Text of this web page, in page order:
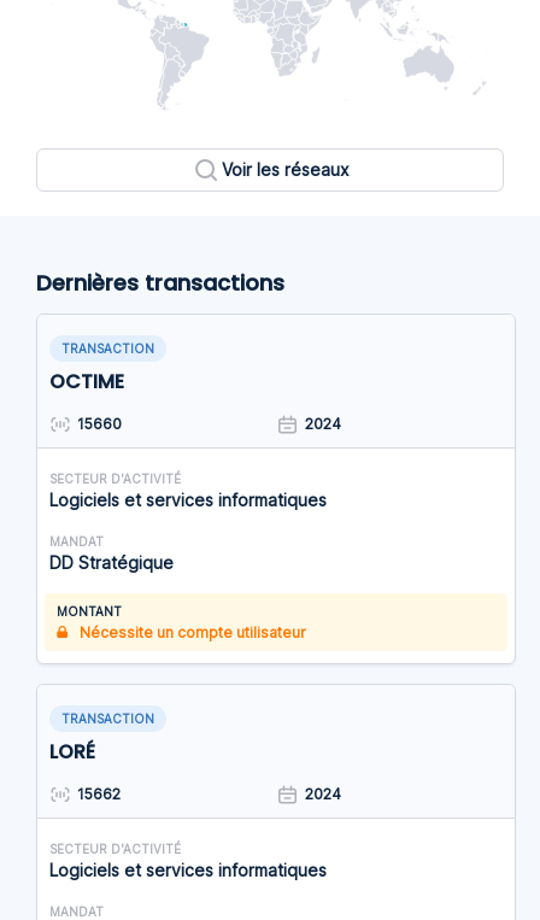
Voir les réseaux
Dernières transactions
TRANSACTION
OCTIME
15660 2024
SECTEUR D'ACTIVITÉ
Logiciels et services informatiques
MANDAT
DD Stratégique
MONTANT
Nécessite un compte utilisateur
TRANSACTION
LORÉ
15662 2024
SECTEUR D'ACTIVITÉ
Logiciels et services informatiques
MANDAT